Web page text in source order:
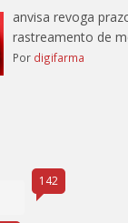
anvisa revoga
rastreamento de
Por digifarma
142